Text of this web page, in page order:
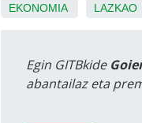
EKONOMIA LAZKAO
Egin GITBkide
abantailaz eta